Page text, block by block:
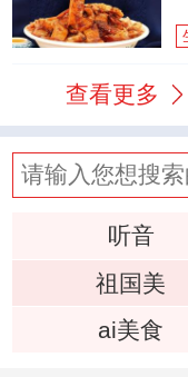
查看更多
听音
祖国美
ai美食